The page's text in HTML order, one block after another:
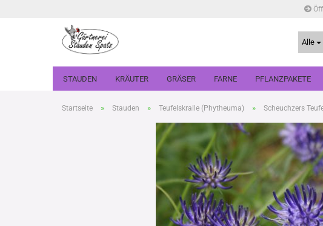
Alle
STAUDEN KRÄUTER GRÄSER FARNE PFLANZPAKETE
Startseite » Stauden » Teufelskralle (Phytheuma) » Scheuchzers